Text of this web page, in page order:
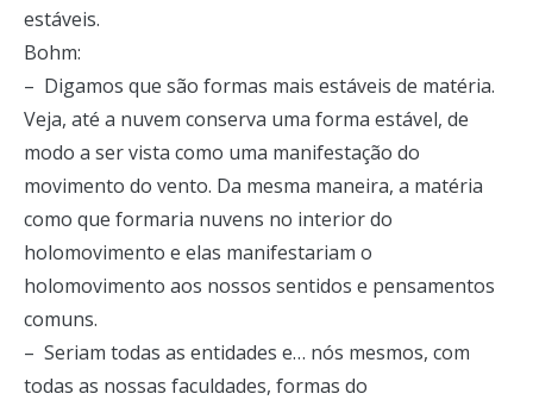
estáveis.
Bohm:
– Digamos que são formas mais estáveis de matéria.
Veja, até a nuvem conserva uma forma estável, de
modo a ser vista como uma manifestação do
movimento do vento. Da mesma maneira, a matéria
como que formaria nuvens no interior do
holomovimento e elas manifestariam o
holomovimento aos nossos sentidos e pensamentos
comuns.
– Seriam todas as entidades e… nós mesmos, com
todas as nossas faculdades, formas do